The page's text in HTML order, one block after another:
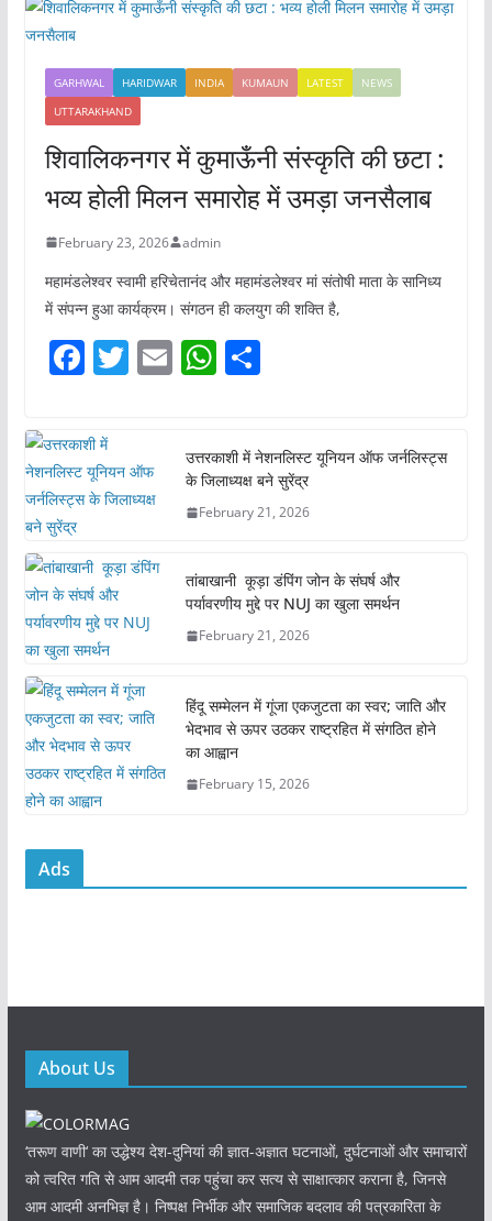
GARHWAL HARIDWAR INDIA KUMAUN LATEST
NEWS
UTTARAKHAND
शिवालिकनगर में कुमाऊँनी संस्कृति की छटा :
भव्य होली मिलन समारोह में उमड़ा जनसैलाब
February 23, 2026 admin
महामंडलेश्वर स्वामी हरिचेतानंद और महामंडलेश्वर मां संतोषी माता के सानिध्य
में संपन्न हुआ कार्यक्रम। संगठन ही कलयुग की शक्ति है,
F
c
e
b
o
k
T
er
E W
s
A
p
p
S
e
उत्तरकाशी में नेशनलिस्ट यूनियन ऑफ जर्नलिस्ट्स
के जिलाध्यक्ष बने सुरेंद्र
February 21, 2026
तांबाखानी कूड़ा डंपिंग जोन के संघर्ष और
पर्यावरणीय मुद्दे पर NUJ का खुला समर्थन
February 21, 2026
हिंदू सम्मेलन में गूंजा एकजुटता का स्वर; जाति और
भेदभाव से ऊपर उठकर राष्ट्रहित में संगठित होने
का आह्वान
February 15, 2026
Ads
About Us
‘तरूण वाणी‘ का उद्धेश्य देश-दुनियां की ज्ञात-अज्ञात घटनाओं, दुर्घटनाओं और समाचारों
को त्वरित गति से आम आदमी तक पहुंचा कर सत्य से साक्षात्कार कराना है, जिनसे
आम आदमी अनभिज्ञ है। निष्पक्ष निर्भीक और समाजिक बदलाव की पत्रकारिता के